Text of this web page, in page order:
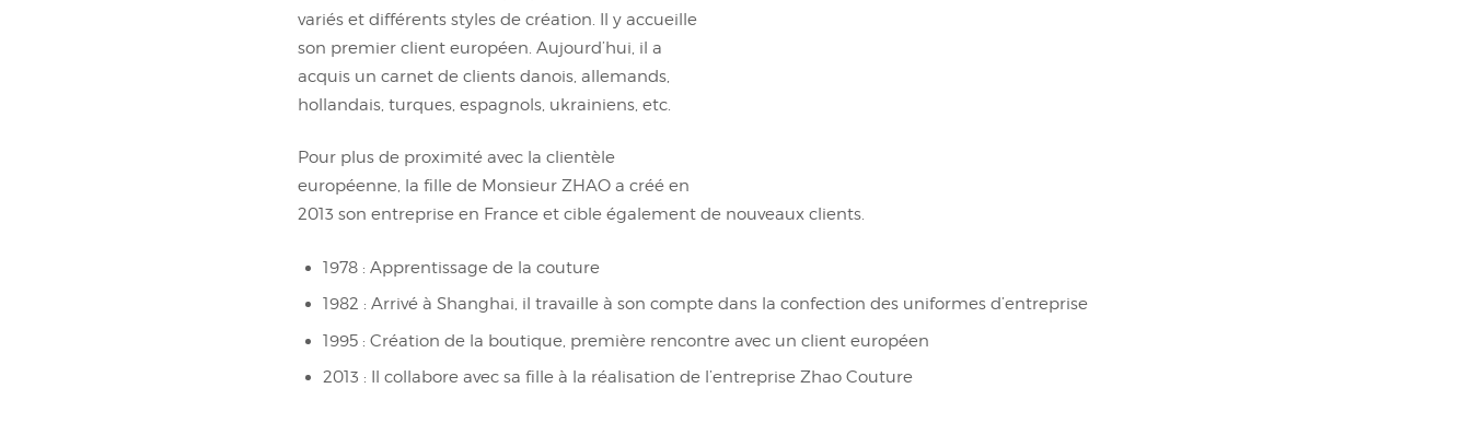
variés et différents styles de création. Il y accueille
son premier client européen. Aujourd’hui, il a
acquis un carnet de clients danois, allemands,
hollandais, turques, espagnols, ukrainiens, etc.
Pour plus de proximité avec la clientèle
européenne, la fille de Monsieur ZHAO a créé en
2013 son entreprise en France et cible également de nouveaux clients.
1978 : Apprentissage de la couture
1982 : Arrivé à Shanghai, il travaille à son compte dans la confection des uniformes d’entreprise
1995 : Création de la boutique, première rencontre avec un client européen
2013 : Il collabore avec sa fille à la réalisation de l’entreprise Zhao Couture